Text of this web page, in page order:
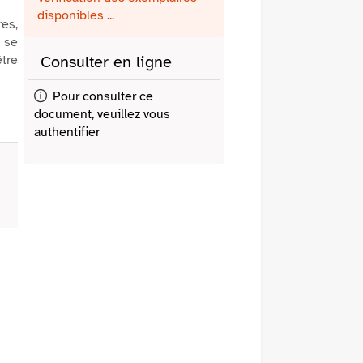
disponibles ...
Consulter en ligne
Pour consulter ce
document, veuillez vous
authentifier